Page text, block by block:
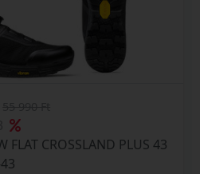
FLAT CROSSLAND PLUS 43